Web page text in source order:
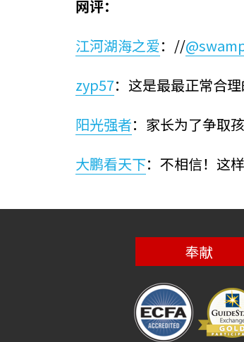
网评：
江河湖海之爱：//
zyp57：这是最最正常合
阳光强者：家长为了争取
大鹏看天下：不相信！这
奉献